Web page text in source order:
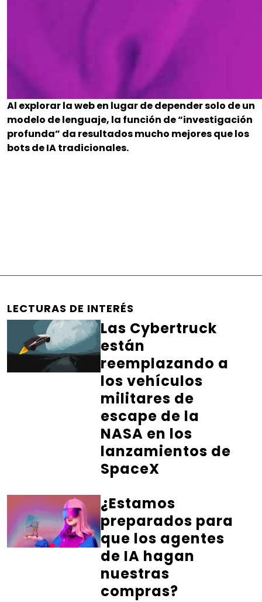
Al explorar la web en lugar de depender solo de un
modelo de lenguaje, la función de “investigación
profunda” da resultados mucho mejores que los
bots de IA tradicionales.
LECTURAS DE INTERÉS
Las Cybertruck
están
reemplazando a
los vehículos
militares de
escape de la
NASA en los
lanzamientos de
SpaceX
¿Estamos
preparados para
que los agentes
de IA hagan
nuestras
compras?